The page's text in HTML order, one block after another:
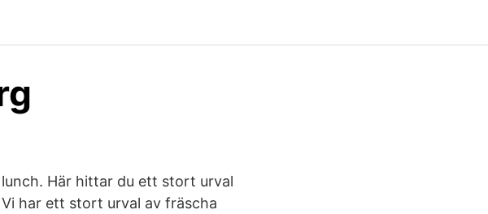
Här hittar du ett stort urval
har ett stort urval av fräscha